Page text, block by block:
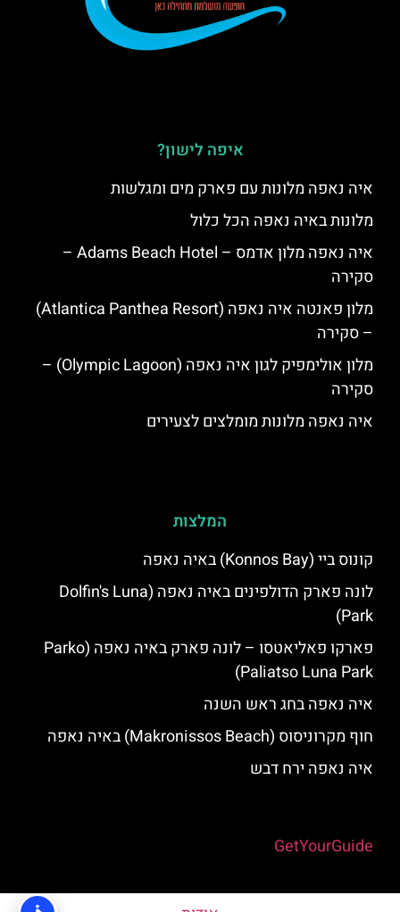
איפה לישון?
איה נאפה מלונות עם פארק מים ומגלשות
מלונות באיה נאפה הכל כלול
איה נאפה מלון אדמס – Adams Beach Hotel –
סקירה
מלון פאנטה איה נאפה (Atlantica Panthea Resort)
– סקירה
מלון אולימפיק לגון איה נאפה (Olympic Lagoon) –
סקירה
איה נאפה מלונות מומלצים לצעירים
המלצות
קונוס ביי (Konnos Bay) באיה נאפה
לונה פארק הדולפינים באיה נאפה (Dolfin's Luna
Park)
פארקו פאליאטסו – לונה פארק באיה נאפה (‪Parko
Paliatso Luna Park‬)
איה נאפה בחג ראש השנה
חוף מקרוניסוס (Makronissos Beach) באיה נאפה
איה נאפה ירח דבש
GetYourGuide